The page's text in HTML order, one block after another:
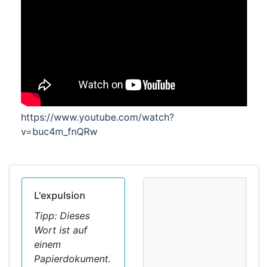
https://www.youtube.com/watch?
v=buc4m_fnQRw
L'expulsion
Tipp: Dieses
Wort ist auf
einem
Papierdokument.